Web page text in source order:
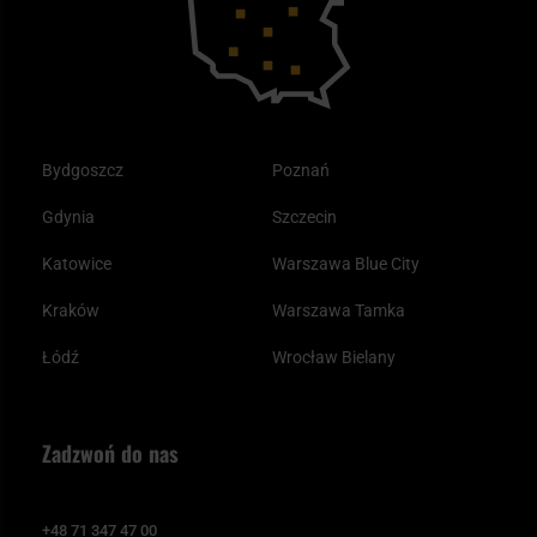
Bydgoszcz
Gdynia
Katowice
Kraków
Łódź
Poznań
Szczecin
Warszawa Blue City
Warszawa Tamka
Wrocław Bielany
Zadzwoń do nas
+48 71 347 47 00